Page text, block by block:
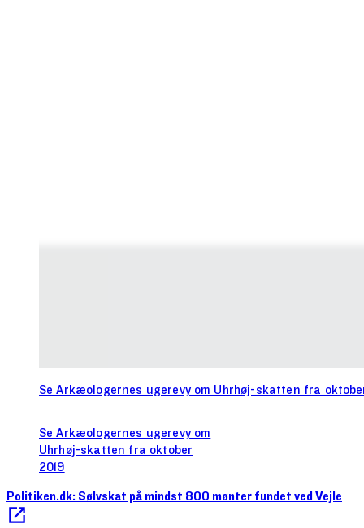
Se Arkæologernes ugerevy om Uhrhøj-skatten fra
Se Arkæologernes ugerevy om
Uhrhøj-skatten fra oktober
2019
Politiken.dk: Sølvskat på mindst 800 mønter fundet ved Vejle